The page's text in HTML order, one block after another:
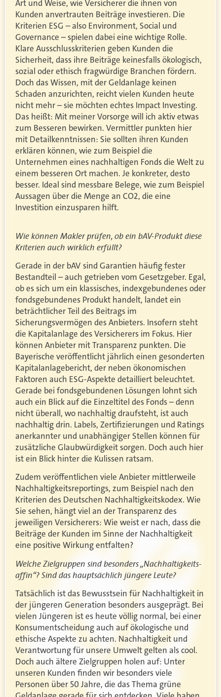
Art und Weise, wie Versicherer die ihnen von
Kunden anvertrauten Beiträge investieren. Die
Kriterien ESG – also Environment, Social und
Governance – spielen dabei eine wichtige Rolle.
Klare Ausschlusskriterien geben Kunden die
Sicherheit, dass ihre Beiträge keinesfalls ökologisch,
sozial oder ethisch fragwürdige Branchen fördern.
Doch das Wissen, mit der Geldanlage keinen
Schaden anzurichten, reicht vielen Kunden heute
nicht mehr – sie möchten echtes Impact Investing.
Das heißt: Mit meiner Vorsorge will ich aktiv etwas
zum Besseren bewirken. Vermittler punkten hier
mit Detailkenntnissen: Sie sollten ihren Kunden
erklären können, wie zum Beispiel die
Unternehmen eines nachhaltigen Fonds die Welt zu
einem besseren Ort machen. Je konkreter, desto
besser. Ideal sind messbare Belege, wie zum Beispiel
Aussagen über die Menge an CO2, die eine
Investition einzusparen hilft.
Wie können Makler prüfen, ob ein bAV-Produkt diese
Kriterien auch wirklich erfüllt?
Gerade in der bAV sind Garantien häufig fester
Bestandteil – auch getrieben vom Gesetzgeber. Egal,
ob es sich um ein klassisches, indexgebundenes oder
fondsgebundenes Produkt handelt, landet ein
beträchtlicher Teil des Beitrags im
Sicherungsvermögen des Anbieters. Insofern steht
die Kapitalanlage des Versicherers im Fokus. Hier
können Anbieter mit Transparenz punkten. Die
Bayerische veröffentlicht jährlich einen gesonderten
Kapitalanlagebericht, der neben ökonomischen
Faktoren auch ESG-Aspekte detailliert beleuchtet.
Gerade bei fondsgebundenen Lösungen lohnt sich
auch ein Blick auf die Einzeltitel des Fonds – denn
nicht überall, wo nachhaltig draufsteht, ist auch
nachhaltig drin. Labels, Zertifizierungen und Ratings
anerkannter und unabhängiger Stellen können für
zusätzliche Glaubwürdigkeit sorgen. Doch auch hier
ist ein Blick hinter die Kulissen ratsam.
Zudem veröffentlichen viele Anbieter mittlerweile
Nachhaltigkeitsreportings, zum Beispiel nach den
Kriterien des Deutschen Nachhaltigkeitskodex. Wie
Sie sehen, hängt viel an der Transparenz des
jeweiligen Versicherers: Wie weist er nach, dass die
Beiträge der Kunden im Sinne der Nachhaltigkeit
eine positive Wirkung entfalten?
Welche Zielgruppen sind besonders „Nachhaltigkeits-
affin“? Sind das hauptsächlich jüngere Leute?
Tatsächlich ist das Bewusstsein für Nachhaltigkeit in
der jüngeren Generation besonders ausgeprägt. Bei
vielen Jüngeren ist es heute völlig normal, bei einer
Konsumentscheidung auch auf ökologische und
ethische Aspekte zu achten. Nachhaltigkeit und
Verantwortung für unsere Umwelt gelten als cool.
Doch auch ältere Zielgruppen holen auf: Unter
unseren Kunden finden wir besonders viele
Personen über 50 Jahre, die das Thema grüne